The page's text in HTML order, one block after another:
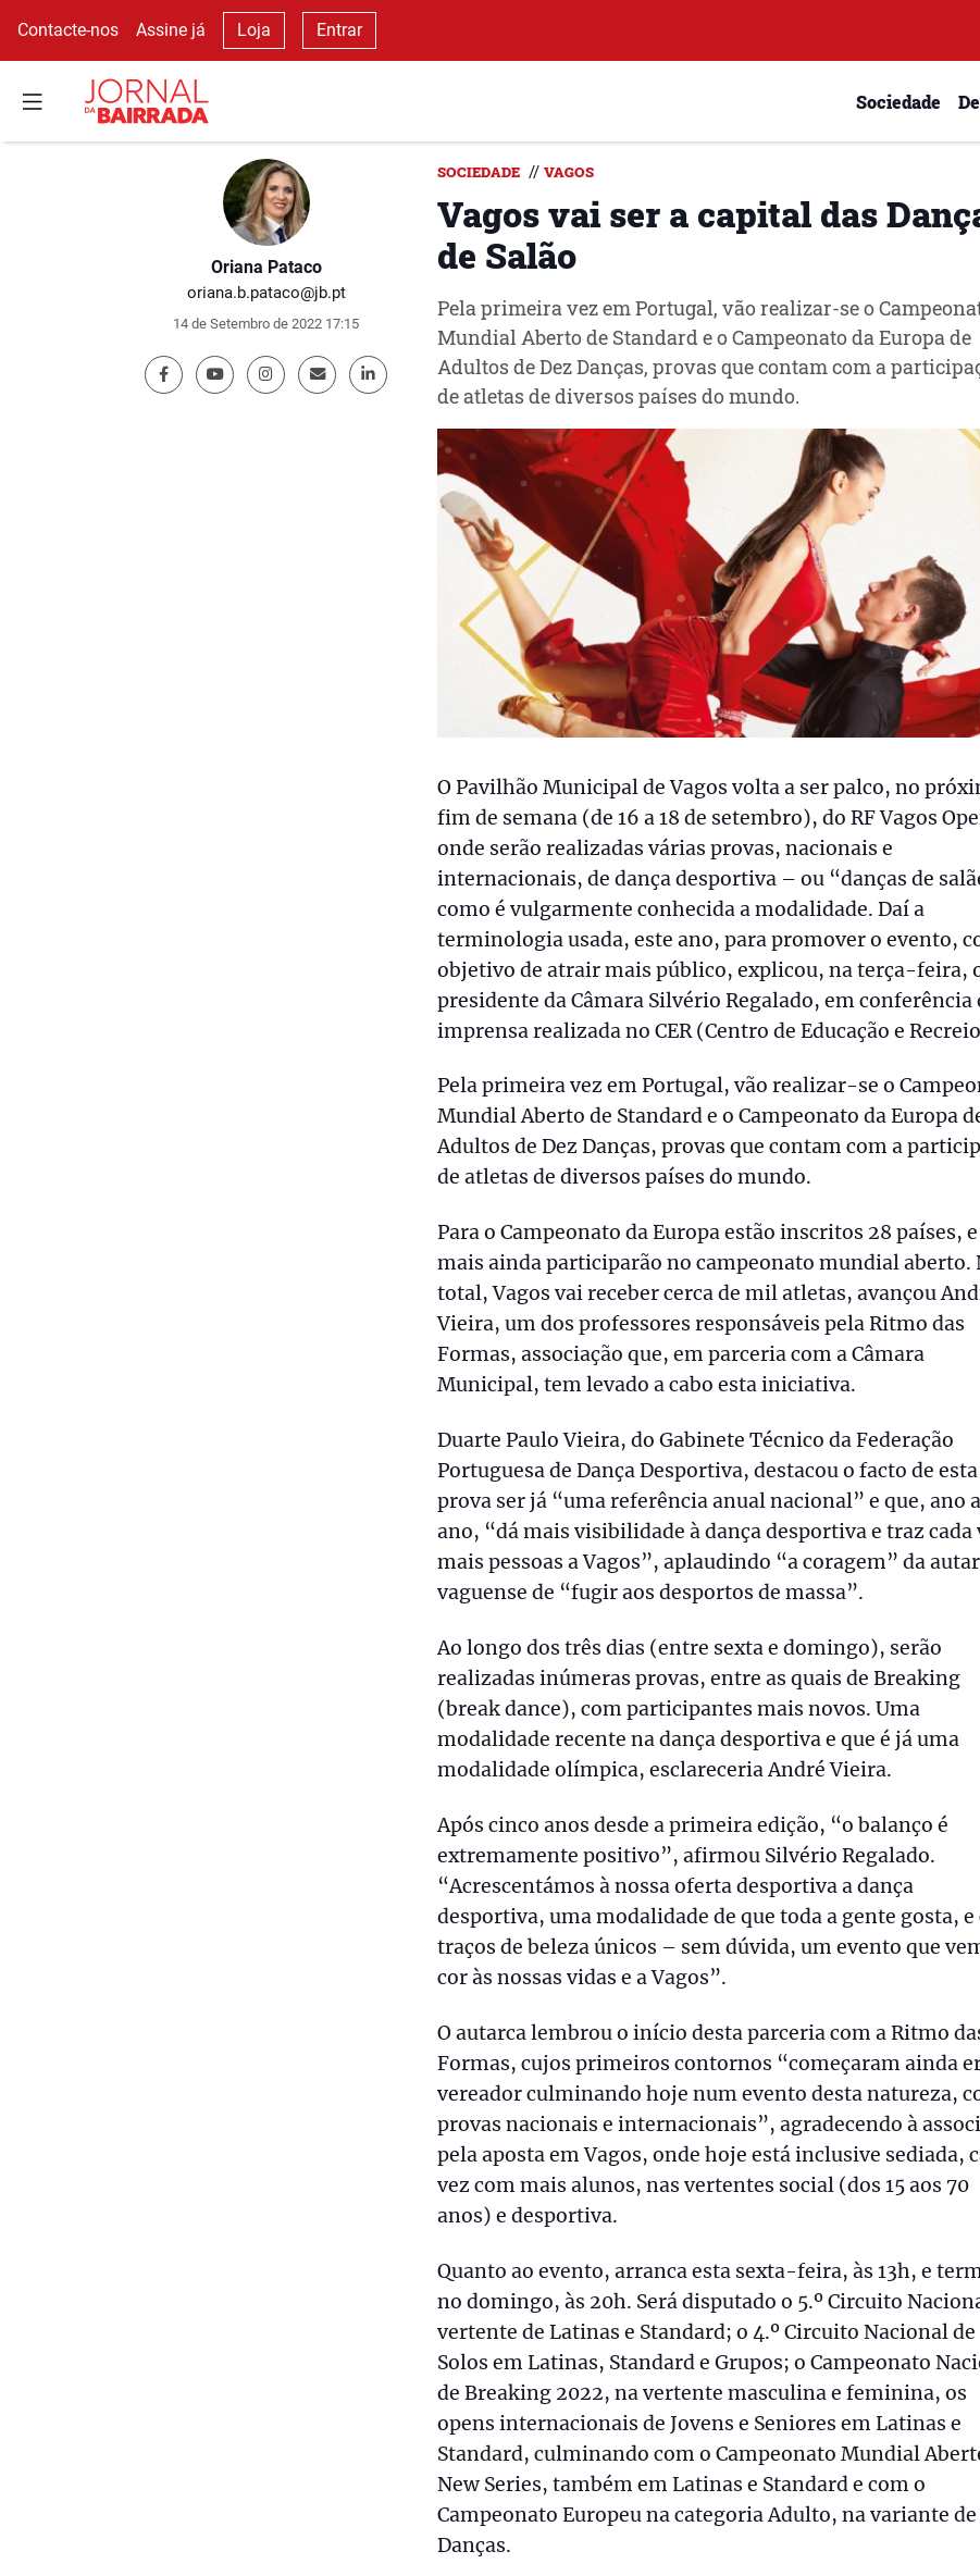
Contacte-nos Assine já Loja Entrar
Sociedade
Oriana Pataco
oriana.b.pataco@jb.pt
14 de Setembro de 2022 17:15
SOCIEDADE // VAGOS
Vagos vai ser a capital das
de Salão
Pela primeira vez em Portugal, vão realizar-se o
Mundial Aberto de Standard e o Campeonato da Europa de
Adultos de Dez Danças, provas que contam com a
de atletas de diversos países do mundo.
O Pavilhão Municipal de Vagos volta a ser palco, no
fim de semana (de 16 a 18 de setembro), do RF Vagos
onde serão realizadas várias provas, nacionais e
internacionais, de dança desportiva – ou “danças de
como é vulgarmente conhecida a modalidade. Daí a
terminologia usada, este ano, para promover o evento,
objetivo de atrair mais público, explicou, na terça-feira,
presidente da Câmara Silvério Regalado, em conferência
imprensa realizada no CER (Centro de Educação e
Pela primeira vez em Portugal, vão realizar-se o
Mundial Aberto de Standard e o Campeonato da Europa
Adultos de Dez Danças, provas que contam com a
de atletas de diversos países do mundo.
Para o Campeonato da Europa estão inscritos 28 países, e
mais ainda participarão no campeonato mundial aberto.
total, Vagos vai receber cerca de mil atletas, avançou
Vieira, um dos professores responsáveis pela Ritmo das
Formas, associação que, em parceria com a Câmara
Municipal, tem levado a cabo esta iniciativa.
Duarte Paulo Vieira, do Gabinete Técnico da Federação
Portuguesa de Dança Desportiva, destacou o facto de esta
prova ser já “uma referência anual nacional” e que, ano
ano, “dá mais visibilidade à dança desportiva e traz cada
mais pessoas a Vagos”, aplaudindo “a coragem” da
vaguense de “fugir aos desportos de massa”.
Ao longo dos três dias (entre sexta e domingo), serão
realizadas inúmeras provas, entre as quais de Breaking
(break dance), com participantes mais novos. Uma
modalidade recente na dança desportiva e que é já uma
modalidade olímpica, esclareceria André Vieira.
Após cinco anos desde a primeira edição, “o balanço é
extremamente positivo”, afirmou Silvério Regalado.
“Acrescentámos à nossa oferta desportiva a dança
desportiva, uma modalidade de que toda a gente gosta, e
traços de beleza únicos – sem dúvida, um evento que
cor às nossas vidas e a Vagos”.
O autarca lembrou o início desta parceria com a Ritmo
Formas, cujos primeiros contornos “começaram ainda
vereador culminando hoje num evento desta natureza,
provas nacionais e internacionais”, agradecendo à
pela aposta em Vagos, onde hoje está inclusive sediada,
vez com mais alunos, nas vertentes social (dos 15 aos 70
anos) e desportiva.
Quanto ao evento, arranca esta sexta-feira, às 13h, e
no domingo, às 20h. Será disputado o 5.º Circuito
vertente de Latinas e Standard; o 4.º Circuito Nacional de
Solos em Latinas, Standard e Grupos; o Campeonato
de Breaking 2022, na vertente masculina e feminina, os
opens internacionais de Jovens e Seniores em Latinas e
Standard, culminando com o Campeonato Mundial
New Series, também em Latinas e Standard e com o
Campeonato Europeu na categoria Adulto, na variante de
Danças.